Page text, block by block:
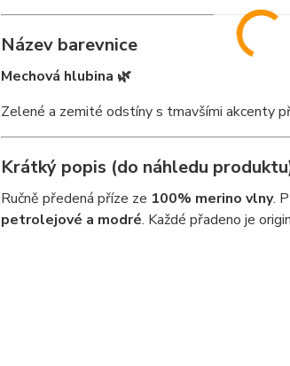
Název barevnice
Mechová hlubina 🌿
Zelené a zemité odstíny s tmavšími akcenty
Krátký popis (do náhledu
Ručně předená příze ze 100% merino vlny.
petrolejové a modré. Každé přadeno je